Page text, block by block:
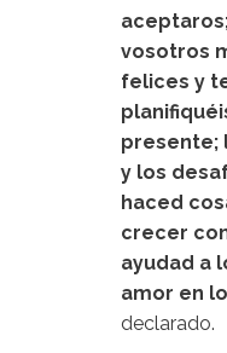
vosotros
felices y
presente;
y los
haced
crecer
ayudad a
amor en
declarado.